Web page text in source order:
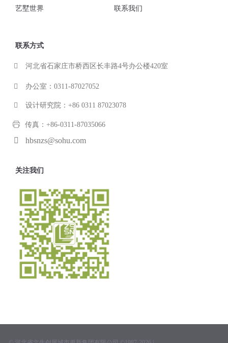
艺墅世界 联系我们
联系方式
河北省石家庄市桥西区长丰路4号办公楼420室
办公室：0311-87027052
设计研究院：+86 0311 87023078
传真：+86-0311-87035066
hbsnzs@sohu.com
关注我们